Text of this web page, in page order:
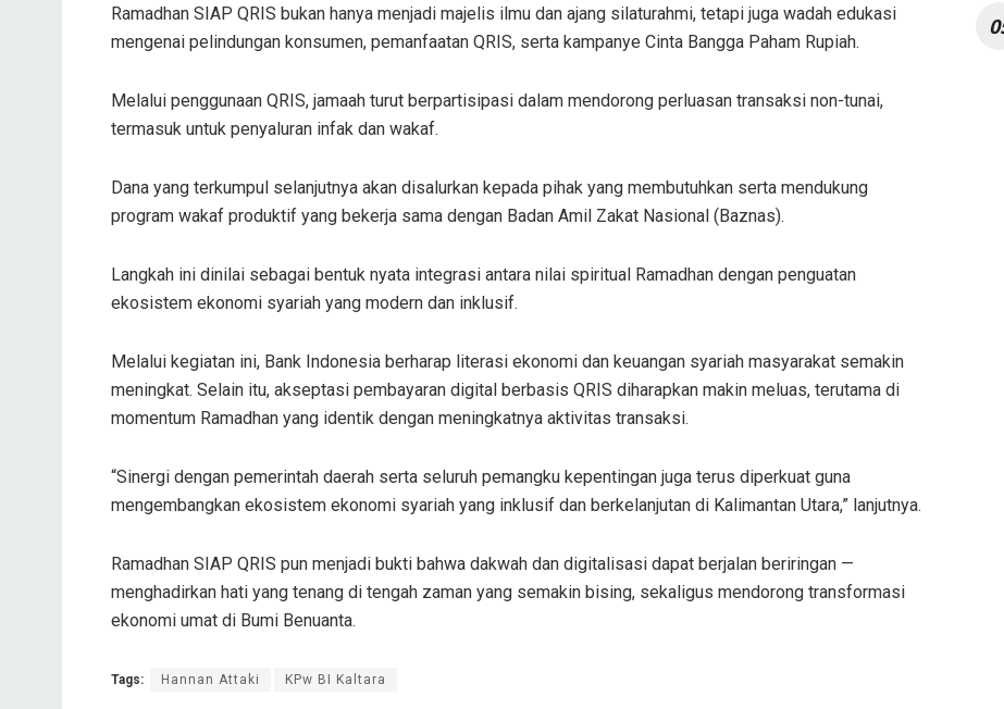
Ramadhan SIAP QRIS bukan hanya menjadi majelis ilmu dan ajang silaturahmi, tetapi juga wadah edukasi
mengenai pelindungan konsumen, pemanfaatan QRIS, serta kampanye Cinta Bangga Paham Rupiah.
Melalui penggunaan QRIS, jamaah turut berpartisipasi dalam mendorong perluasan transaksi non-tunai,
termasuk untuk penyaluran infak dan wakaf.
Dana yang terkumpul selanjutnya akan disalurkan kepada pihak yang membutuhkan serta mendukung
program wakaf produktif yang bekerja sama dengan Badan Amil Zakat Nasional (Baznas).
Langkah ini dinilai sebagai bentuk nyata integrasi antara nilai spiritual Ramadhan dengan penguatan
ekosistem ekonomi syariah yang modern dan inklusif.
Melalui kegiatan ini, Bank Indonesia berharap literasi ekonomi dan keuangan syariah masyarakat semakin
meningkat. Selain itu, akseptasi pembayaran digital berbasis QRIS diharapkan makin meluas, terutama di
momentum Ramadhan yang identik dengan meningkatnya aktivitas transaksi.
“Sinergi dengan pemerintah daerah serta seluruh pemangku kepentingan juga terus diperkuat guna
mengembangkan ekosistem ekonomi syariah yang inklusif dan berkelanjutan di Kalimantan Utara,” lanjutnya.
Ramadhan SIAP QRIS pun menjadi bukti bahwa dakwah dan digitalisasi dapat berjalan beriringan —
menghadirkan hati yang tenang di tengah zaman yang semakin bising, sekaligus mendorong transformasi
ekonomi umat di Bumi Benuanta.
Tags: Hannan Attaki KPw BI Kaltara